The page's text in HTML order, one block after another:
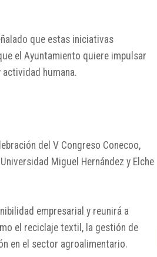
que estas iniciativas
el Ayuntamiento quiere impulsar
humana.
del V Congreso Conecoo,
Miguel Hernández y Elche
empresarial y reunirá a
el reciclaje textil, la gestión de
en el sector agroalimentario.